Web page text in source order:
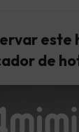
este
de